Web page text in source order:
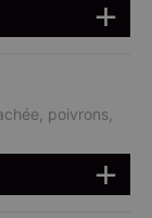
poivrons,